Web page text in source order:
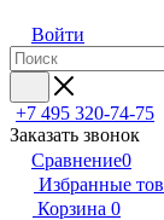
Войти
+7 495 320-74-75
Заказать звонок
Сравнение0
Избранные
Корзина 0